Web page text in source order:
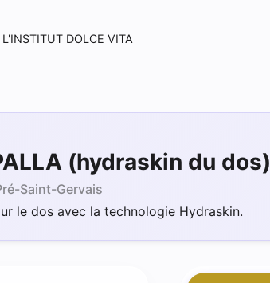
DOLCE VITA
(hydraskin du dos)
Saint-Gervais
le dos avec la technologie Hydraskin.